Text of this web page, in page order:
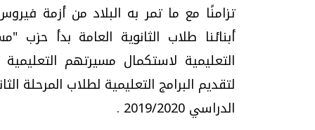
تزامنًا مع ما تمر به البلاد من أزمة
أبنائنا طلاب الثانوية العامة بدأ
التعليمية لاستكمال مسيرتهم
لتقديم البرامج التعليمية لطلاب المرحلة
الدراسي 2019/2020 .
فيديو.. الإعلام
وتحديات هائلة
موجات الطقس الساخنة.. لماذا تحدث وكيف